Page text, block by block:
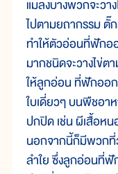
แมลงบางพวกจะวา
ไปตามยถากรรม ตั๊
ทำให้ตัวอ่อนที่ฟักอ
มากชนิดจะวางไข่ต
ให้ลูกอ่อน ที่ฟักออก
ใบเดี่ยวๆ บนพืชอา
ปกปิด เช่น ผีเสื้อห
นอกจากนี้ก็มีพวกที่
ลำใย ซึ่งลูกอ่อนที่ฟั